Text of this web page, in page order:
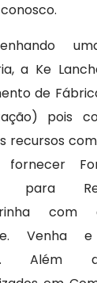
a Ke
de
pois
recursos
para
com
Venha
Além